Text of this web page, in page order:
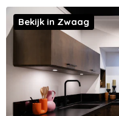
Bekijk in Zwaag